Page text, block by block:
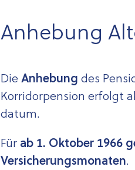
Anhebung
Die Anhebung des
Korridorpension erfolgt
datum.
Für ab 1. Oktober 1966
Versicherungsmonaten.